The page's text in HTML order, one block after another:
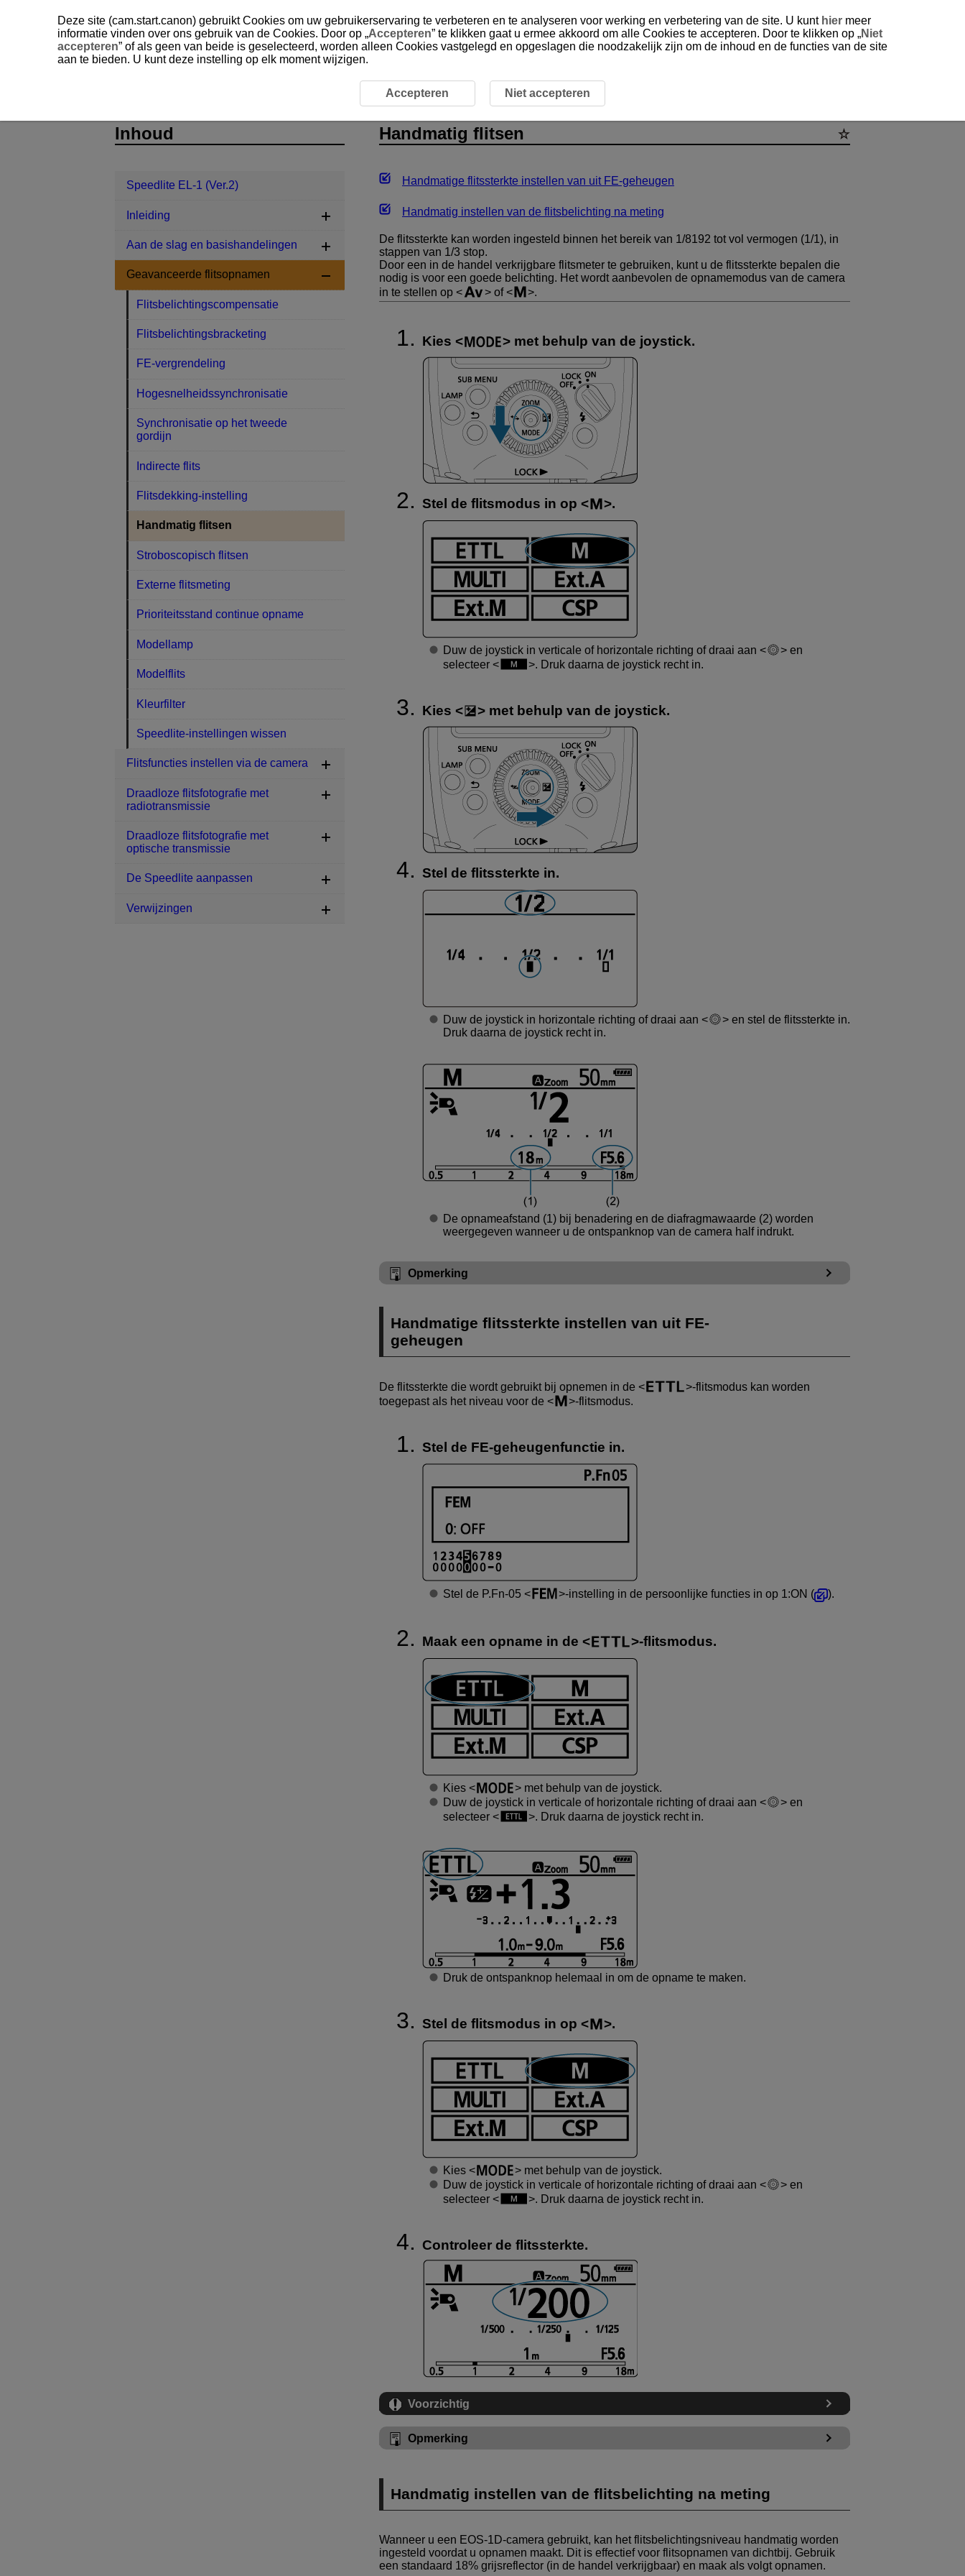
Geavanceerde flitsopnamen
Handmatig flitsen
Handmatige flitssterkte instellen van uit FE-geheugen
Handmatig instellen van de flitsbelichting na meting
De flitssterkte kan worden ingesteld binnen het bereik van 1/8192 tot vol vermogen (1/1), in
stappen van 1/3 stop.
Door een in de handel verkrijgbare flitsmeter te gebruiken, kunt u de flitssterkte bepalen die
nodig is voor een goede belichting. Het wordt aanbevolen de opnamemodus van de camera
in te stellen op
of .
Kies met behulp van de joystick.
Stel de flitsmodus in op .
Duw de joystick in verticale of horizontale richting of draai aan
en
selecteer
. Druk daarna de joystick recht in.
Kies met behulp van de joystick.
Stel de flitssterkte in.
Duw de joystick in horizontale richting of draai aan
en stel de flitssterkte in.
Druk daarna de joystick recht in.
De opnameafstand (1) bij benadering en de diafragmawaarde (2) worden
weergegeven wanneer u de ontspanknop van de camera half indrukt.
Opmerking
Handmatige flitssterkte instellen van uit FE-
geheugen
De flitssterkte die wordt gebruikt bij opnemen in de
-flitsmodus kan worden
toegepast als het niveau voor de
-flitsmodus.
Stel de FE-geheugenfunctie in.
Stel de P.Fn-05 -instelling in de persoonlijke functies in op 1:ON ( ).
Maak een opname in de -flitsmodus.
Kies
met behulp van de joystick.
Duw de joystick in verticale of horizontale richting of draai aan
en
selecteer
. Druk daarna de joystick recht in.
Druk de ontspanknop helemaal in om de opname te maken.
Stel de flitsmodus in op .
Kies
met behulp van de joystick.
Duw de joystick in verticale of horizontale richting of draai aan
en
selecteer
. Druk daarna de joystick recht in.
Controleer de flitssterkte.
Voorzichtig
Opmerking
Handmatig instellen van de flitsbelichting na meting
Wanneer u een EOS-1D-camera gebruikt, kan het flitsbelichtingsniveau handmatig worden
ingesteld voordat u opnamen maakt. Dit is effectief voor flitsopnamen van dichtbij. Gebruik
een standaard 18% grijsreflector (in de handel verkrijgbaar) en maak als volgt opnamen.
Inhoud
Speedlite EL-1 (Ver.2)
Inleiding
Aan de slag en basishandelingen
Geavanceerde flitsopnamen
Flitsbelichtingscompensatie
Flitsbelichtingsbracketing
FE-vergrendeling
Hogesnelheidssynchronisatie
Synchronisatie op het tweede
gordijn
Indirecte flits
Flitsdekking-instelling
Handmatig flitsen
Stroboscopisch flitsen
Externe flitsmeting
Prioriteitsstand continue opname
Modellamp
Modelflits
Kleurfilter
Speedlite-instellingen wissen
Flitsfuncties instellen via de camera
Draadloze flitsfotografie met
radiotransmissie
Draadloze flitsfotografie met
optische transmissie
De Speedlite aanpassen
Verwijzingen
Deze site (cam.start.canon) gebruikt Cookies om uw gebruikerservaring te verbeteren en te analyseren voor werking en verbetering van de site. U kunt hier meer
informatie vinden over ons gebruik van de Cookies. Door op „Accepteren” te klikken gaat u ermee akkoord om alle Cookies te accepteren. Door te klikken op „Niet
accepteren” of als geen van beide is geselecteerd, worden alleen Cookies vastgelegd en opgeslagen die noodzakelijk zijn om de inhoud en de functies van de site
aan te bieden. U kunt deze instelling op elk moment wijzigen.
Accepteren Niet accepteren